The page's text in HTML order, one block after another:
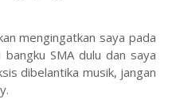
mengingatkan saya pada
SMA dulu dan saya
dibelantika musik, jangan